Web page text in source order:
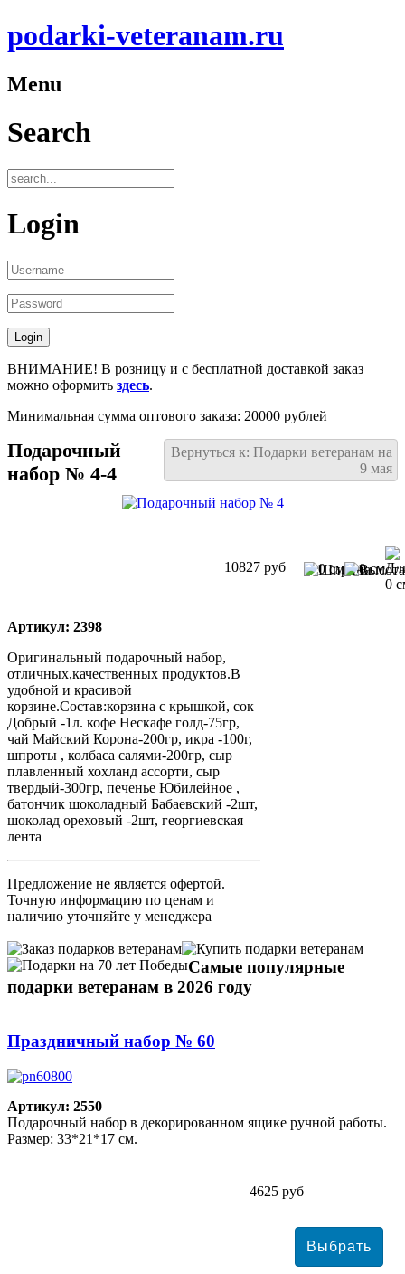
podarki-veteranam.ru
Menu
Search
Login
ВНИМАНИЕ! В розницу и с бесплатной доставкой заказ
можно оформить здесь.
Минимальная сумма оптового заказа: 20000 рублей
Вернуться к: Подарки ветеранам на
9 мая
Подарочный
набор № 4-4
10827 руб 0 см
0 см
0
Артикул: 2398
Оригинальный подарочный набор,
отличных,качественных продуктов.В
удобной и красивой
корзине.Состав:корзина с крышкой, сок
Добрый -1л. кофе Нескафе голд-75гр,
чай Майский Корона-200гр, икра -100г,
шпроты , колбаса салями-200гр, сыр
плавленный хохланд ассорти, сыр
твердый-300гр, печенье Юбилейное ,
батончик шоколадный Бабаевский -2шт,
шоколад ореховый -2шт, георгиевская
лента
Предложение не является офертой.
Точную информацию по ценам и
наличию уточняйте у менеджера
Самые популярные
подарки ветеранам в 2026 году
Праздничный набор № 60
Артикул: 2550
Подарочный набор в декорированном ящике ручной работы.
Размер: 33*21*17 см.
4625 руб